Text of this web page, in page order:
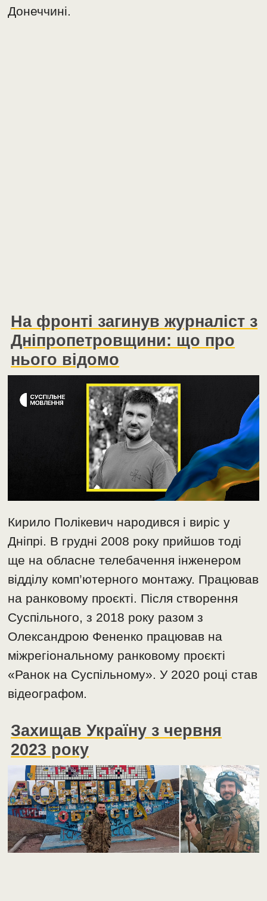
Донеччині.
На фронті загинув журналіст з
Дніпропетровщини: що про
нього відомо
Кирило Полікевич народився і виріс у
Дніпрі. В грудні 2008 року прийшов тоді
ще на обласне телебачення інженером
відділу комп’ютерного монтажу. Працював
на ранковому проєкті. Після створення
Суспільного, з 2018 року разом з
Олександрою Фененко працював на
міжрегіональному ранковому проєкті
«Ранок на Суспільному». У 2020 році став
відеографом.
Захищав Україну з червня
2023 року